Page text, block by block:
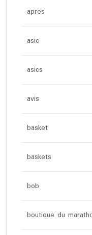
apres
asic
asics
avis
basket
baskets
bob
boutique du